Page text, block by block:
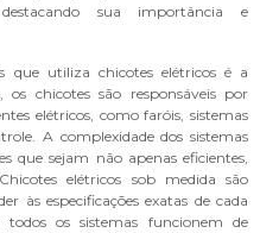
sua importância e
que utiliza chicotes elétricos é a
chicotes são responsáveis por
elétricos, como faróis, sistemas
A complexidade dos sistemas
que sejam não apenas eficientes,
elétricos sob medida são
às especificações exatas de cada
os sistemas funcionem de